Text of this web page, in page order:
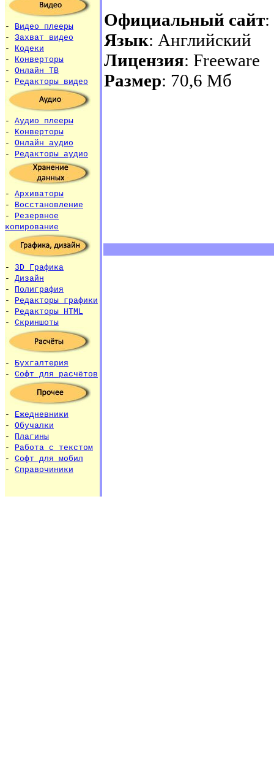
- Видео плееры
- Захват видео
- Кодеки
- Конверторы
- Онлайн ТВ
- Редакторы видео
- Аудио плееры
- Конверторы
- Онлайн аудио
- Редакторы аудио
- Архиваторы
- Восстановление
- Резервное
копирование
- 3D Графика
- Дизайн
- Полиграфия
- Редакторы графики
- Редакторы HTML
- Скриншоты
- Бухгалтерия
- Софт для расчётов
- Ежедневники
- Обучалки
- Плагины
- Работа с текстом
- Софт для мобил
- Справочиники
Официальный сайт
Язык: Английский
Лицензия: Freeware
Размер: 70,6 Мб